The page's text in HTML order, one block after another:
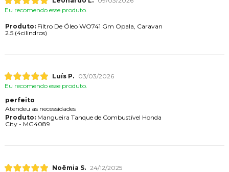
Eu recomendo esse produto.
Produto:Filtro De Óleo WO741 Gm Opala, Caravan
2.5 (4cilindros)
Luís P.
03/03/2026
Eu recomendo esse produto.
perfeito
Atendeu as necessidades
Produto:Mangueira Tanque de Combustível Honda
City - MG4089
Noêmia S. 24/12/2025